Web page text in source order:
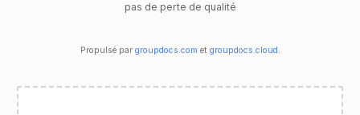
pas de perte de qualité
Propulsé par groupdocs.com et groupdocs.cloud .